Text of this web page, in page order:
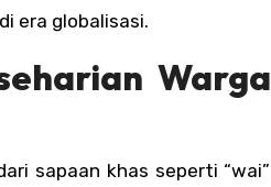
era globalisasi.
Warga
sapaan khas seperti “wai”